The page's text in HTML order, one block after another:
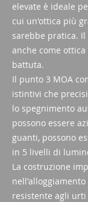
elevate è ideale
cui un'ottica più
sarebbe pratica. Il
anche come
battuta.
Il punto 3 MOA
istintivi che
lo spegnimento
possono essere
guanti, possono
in 5 livelli di
La costruzione
resistente agli